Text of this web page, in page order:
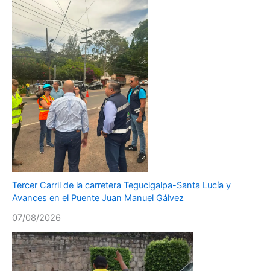
Tercer Carril de la carretera Tegucigalpa-Santa Lucía y
Avances en el Puente Juan Manuel Gálvez
07/08/2026